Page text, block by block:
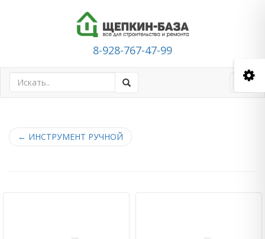
8-928-767-47-99
← ИНСТРУМЕНТ РУЧНОЙ